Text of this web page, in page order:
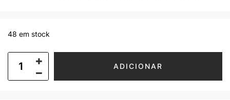
48 em stock
ADICIONAR